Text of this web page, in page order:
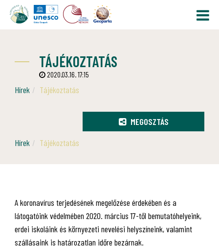
TÁJÉKOZTATÁS
2020.03.16. 17:15
Hírek Tájékoztatás
MEGOSZTÁS
Hírek
Tájékoztatás
A koronavírus terjedésének megelőzése érdekében és a
látogatóink védelmében 2020. március 17-től bemutatóhelyeink,
erdei iskoláink és környezeti nevelési helyszíneink, valamint
szállásaink is határozatlan időre bezárnak.